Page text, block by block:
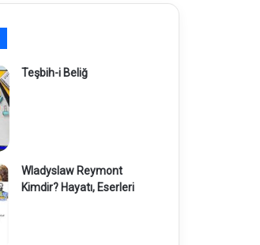
Teşbih-i Beliğ
Wladyslaw Reymont
Kimdir? Hayatı, Eserleri